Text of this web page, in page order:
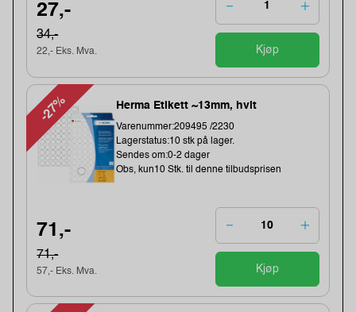
27,-
34,-
22,- Eks. Mva. Kjøp
-27% Herma Etikett ~13mm, hvit
Varenummer:209495 /2230
Lagerstatus:10 stk på lager.
Sendes om:0-2 dager
Obs, kun10 Stk. til denne tilbudsprisen
71,-
71,-
57,- Eks. Mva. Kjøp